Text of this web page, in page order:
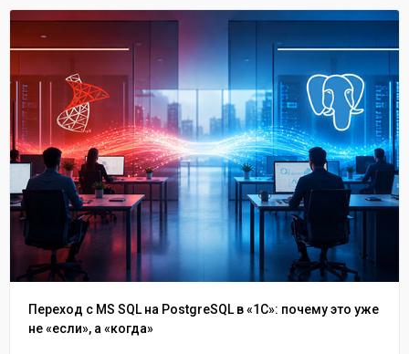
Переход с MS SQL на PostgreSQL в «1С»: почему это уже
не «если», а «когда»